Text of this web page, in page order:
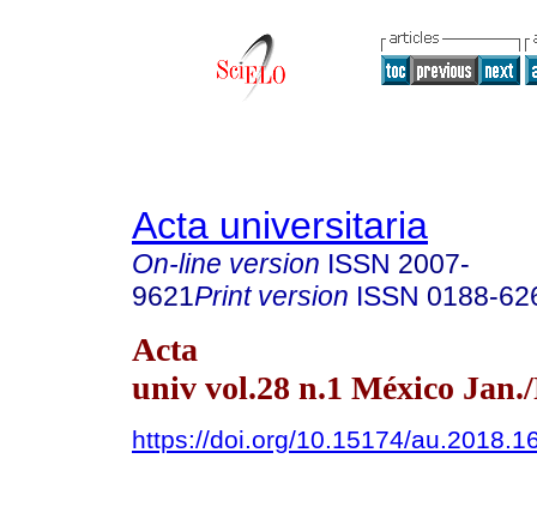
Acta universitaria
On-line version ISSN 2007-
9621Print version ISSN 0188-
Acta
univ vol.28 n.1 México Jan./
https://doi.org/10.15174/